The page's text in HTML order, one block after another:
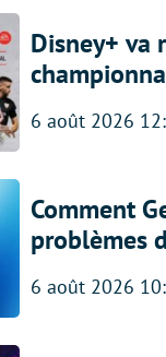
Disney+ va
6 août 2026
Comment
problèmes
6 août 2026